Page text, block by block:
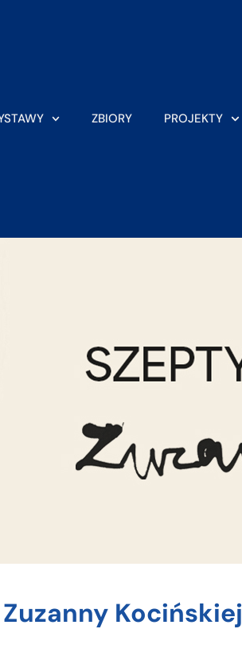
ZBIORY PROJEKTY
Kocińskiej